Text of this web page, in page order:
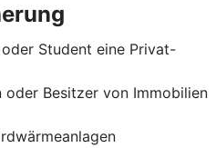
Student eine Privat-
oder Besitzer von Immobilien